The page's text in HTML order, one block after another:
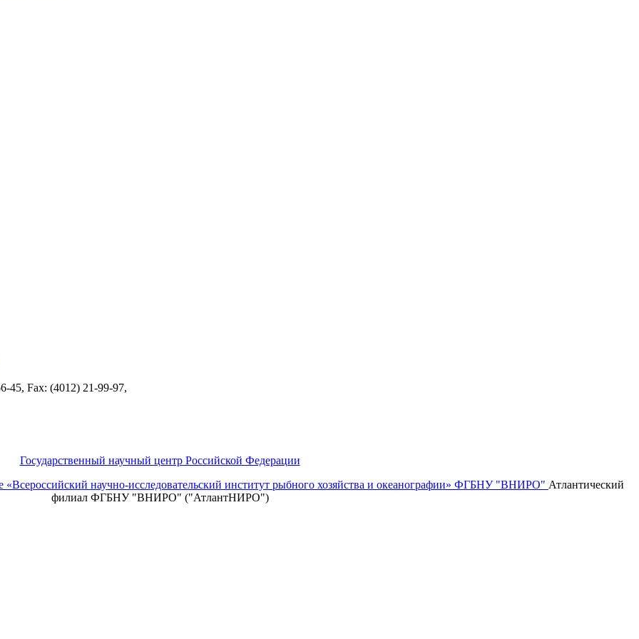
45, Fax: (4012) 21-99-97,
Государственный научный центр Российской Федерации
«Всероссийский научно-исследовательский институт рыбного хозяйства и океанографии» ФГБНУ "ВНИРО" Атлантический
филиал ФГБНУ "ВНИРО" ("АтлантНИРО")